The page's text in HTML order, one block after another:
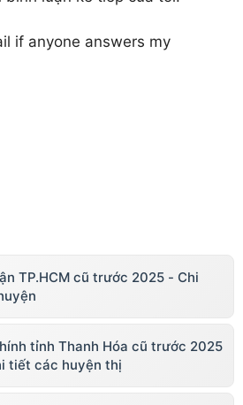
if anyone answers my
TP.HCM cũ trước 2025 - Chi
tỉnh Thanh Hóa cũ trước 2025
tiết các huyện thị